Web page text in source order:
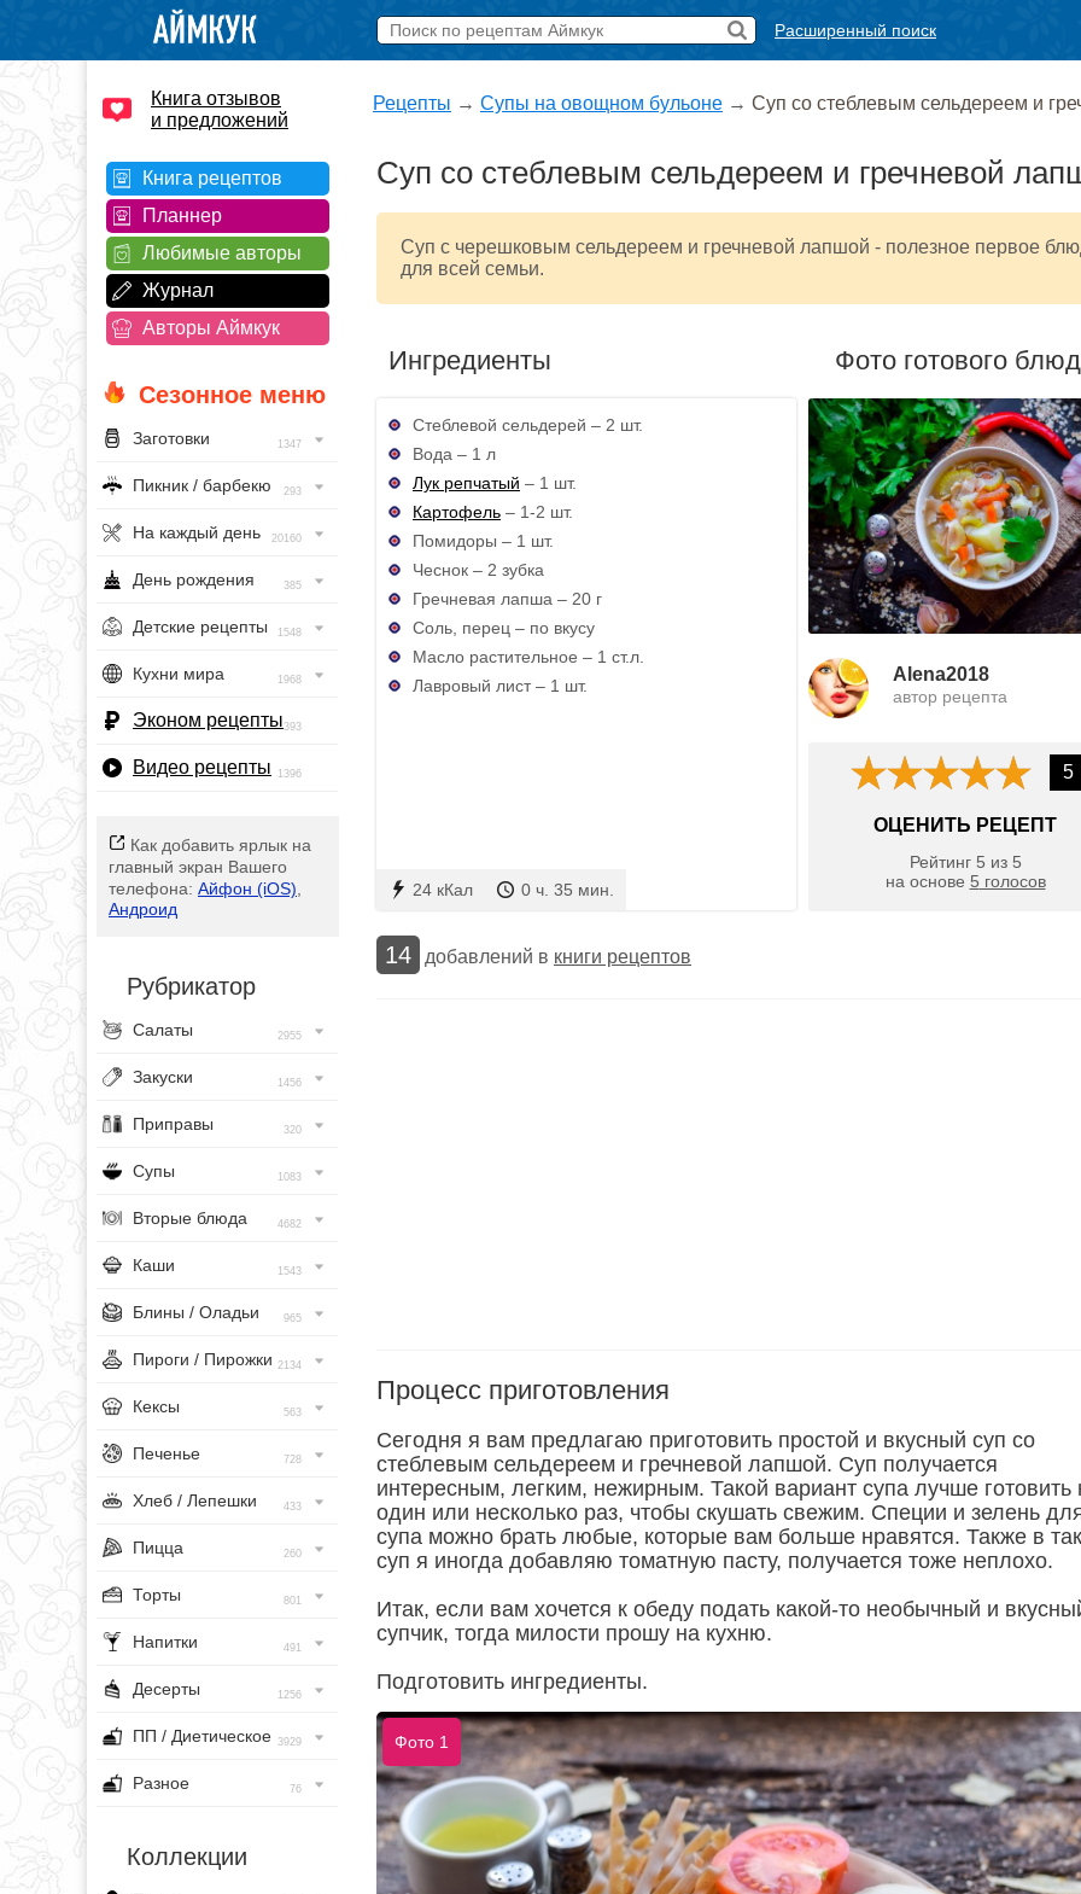
Расширенный поиск
Книга отзывов
и предложений
Книга рецептов
Планнер
Любимые авторы
Журнал
Авторы Аймкук
Сезонное меню
Заготовки 1347
Пикник / барбекю 293
На каждый день 20160
День рождения 385
Детские рецепты 1548
Кухни мира 1968
Эконом рецепты393
Видео рецепты 1396
Как добавить ярлык на
главный экран Вашего
телефона: Айфон (iOS)
Андроид
Рубрикатор
Салаты 2955
Закуски 1456
Приправы 320
Супы 1083
Вторые блюда 4682
Каши 1543
Блины / Оладьи 965
Пироги / Пирожки 2134
Кексы 563
Печенье 728
Хлеб / Лепешки 433
Пицца 260
Торты 801
Напитки 491
Десерты 1256
ПП / Диетическое 3929
Разное 76
Коллекции
Рецепты → Супы на овощном бульоне → Суп со стеблевым сельдереем и
Суп со стеблевым сельдереем и гречневой
Суп с черешковым сельдереем и гречневой лапшой - полезное первое
для всей семьи.
Ингредиенты
Стеблевой сельдерей – 2 шт.
Вода – 1 л
Лук репчатый – 1 шт.
Картофель – 1-2 шт.
Помидоры – 1 шт.
Чеснок – 2 зубка
Гречневая лапша – 20 г
Соль, перец – по вкусу
Масло растительное – 1 ст.л.
Лавровый лист – 1 шт.
24 кКал 0 ч. 35 мин.
Фото готового
Alena2018
автор рецепта
5
ОЦЕНИТЬ РЕЦЕПТ
Рейтинг 5 из 5
на основе 5 голосов
14 добавлений в книги рецептов
Процесс приготовления
Сегодня я вам предлагаю приготовить простой и вкусный суп со
стеблевым сельдереем и гречневой лапшой. Суп получается
интересным, легким, нежирным. Такой вариант супа лучше готовить
один или несколько раз, чтобы скушать свежим. Специи и зелень
супа можно брать любые, которые вам больше нравятся. Также в
суп я иногда добавляю томатную пасту, получается тоже неплохо.
Итак, если вам хочется к обеду подать какой-то необычный и
супчик, тогда милости прошу на кухню.
Подготовить ингредиенты.
Фото 1